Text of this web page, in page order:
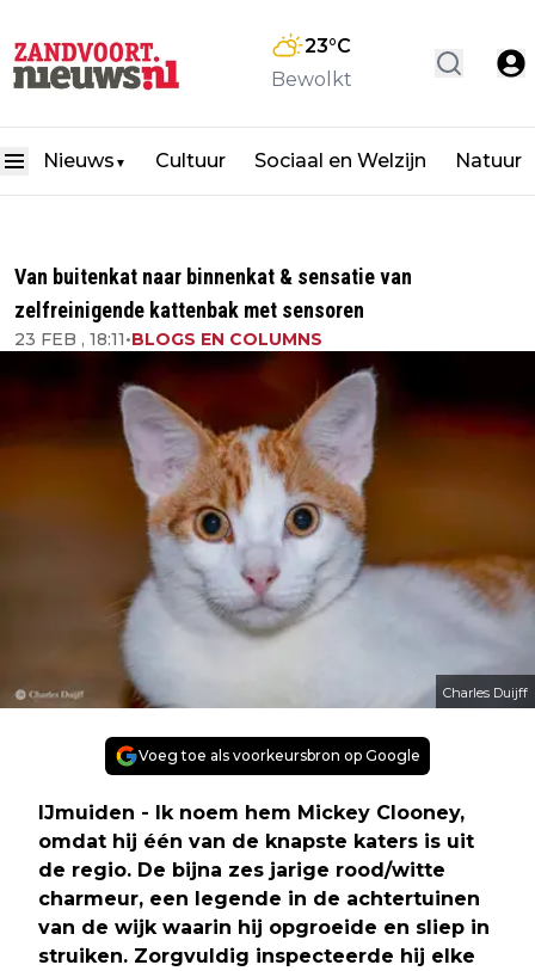
23°C
Bewolkt
Nieuws ▼ Cultuur Sociaal en Welzijn Natuur
Van buitenkat naar binnenkat & sensatie van
zelfreinigende kattenbak met sensoren
23 FEB , 18:11•BLOGS EN COLUMNS
Charles Duijff
Voeg toe als voorkeursbron op Google
IJmuiden - Ik noem hem Mickey Clooney,
omdat hij één van de knapste katers is uit
de regio. De bijna zes jarige rood/witte
charmeur, een legende in de achtertuinen
van de wijk waarin hij opgroeide en sliep in
struiken. Zorgvuldig inspecteerde hij elke